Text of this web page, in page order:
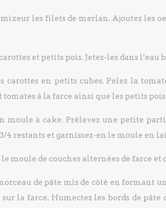
mixeur les filets de merlan. Ajoutez les
et petits pois. Jetez-les dans
carottes en petits cubes. Pelez la
tomates à la farce ainsi que les petits
moule à cake. Prélevez une petite
4 restants et garnissez-en le moule en
moule de couches alternées de farce et
de pâte mis de côté en formant
sur la farce. Humectez les bords de